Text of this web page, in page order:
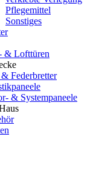
Pflegemittel
Sonstiges
& Lofttüren
Federbretter
& Systempaneele